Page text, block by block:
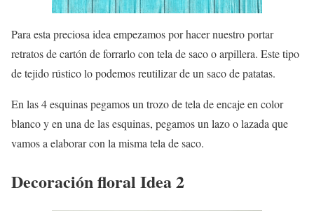
Para esta preciosa idea empezamos por hacer nuestro portar
retratos de cartón de forrarlo con tela de saco o arpillera. Este tipo
de tejido rústico lo podemos reutilizar de un saco de patatas.
En las 4 esquinas pegamos un trozo de tela de encaje en color
blanco y en una de las esquinas, pegamos un lazo o lazada que
vamos a elaborar con la misma tela de saco.
Decoración floral Idea 2